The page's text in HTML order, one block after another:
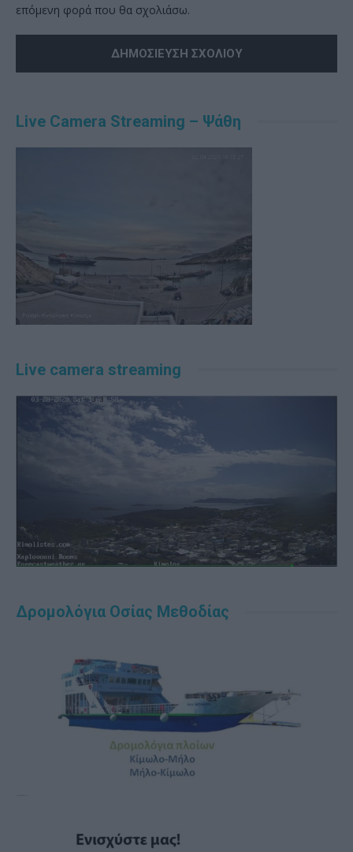
επόμενη φορά που θα σχολιάσω.
Live Camera Streaming – Ψάθη
Live camera streaming
Δρομολόγια Οσίας Μεθοδίας